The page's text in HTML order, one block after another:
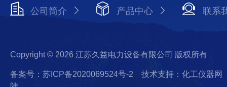
公司简介 产品中心 联系
Copyright © 2026 江苏久益电力设备有限公司 版权所有
备案号：苏ICP备2020069524号-2
技术支持：化工仪器网